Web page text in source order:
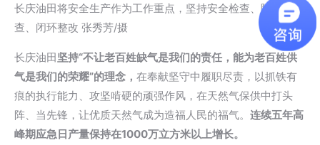
长庆油田将安全生产作为工作重点，坚持安全检查、隐患排
查、闭环整改 张秀芳/摄
长庆油田坚持“不让老百姓缺气是我们的责任，能为老百姓供
气是我们的荣耀”的理念， 在奉献坚守中履职尽责，以抓铁有
痕的执行能力、攻坚啃硬的顽强作风，在天然气保供中打头
阵、当先锋，让优质天然气成为造福人民的福气。 连续五年高
峰期应急日产量保持在1000万立方米以上增长。